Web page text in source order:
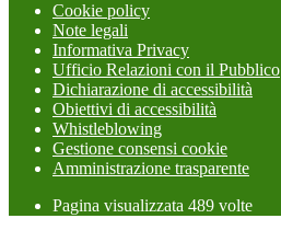
Cookie policy
Note legali
Informativa Privacy
Ufficio Relazioni con il Pubblico
Dichiarazione di accessibilità
Obiettivi di accessibilità
Whistleblowing
Gestione consensi cookie
Amministrazione trasparente
Pagina visualizzata 489 volte